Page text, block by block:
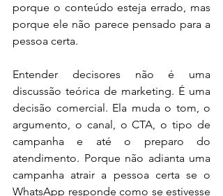
porque o conteúdo esteja errado, mas
porque ele não parece pensado para a
pessoa certa.
Entender decisores não é uma
discussão teórica de marketing. É uma
decisão comercial. Ela muda o tom, o
argumento, o canal, o CTA, o tipo de
campanha e até o preparo do
atendimento. Porque não adianta uma
campanha atrair a pessoa certa se o
WhatsApp responde como se estivesse